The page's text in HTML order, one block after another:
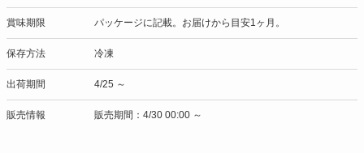
賞味期限 パッケージに記載。お届けから目安1ヶ月。
保存方法 冷凍
出荷期間 4/25 ～
販売情報 販売期間：4/30 00:00 ～